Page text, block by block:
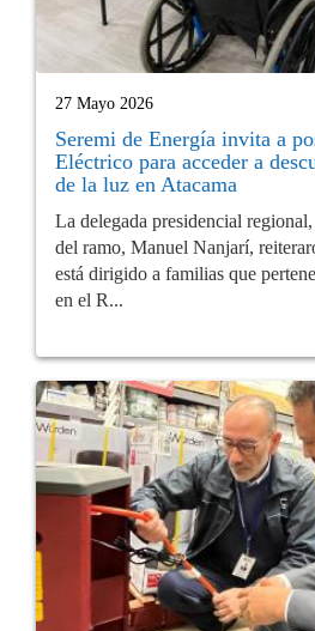
27 Mayo 2026
Seremi de Energía invita a
Eléctrico para acceder a
de la luz en Atacama
La delegada presidencial
del ramo, Manuel Nanjarí,
está dirigido a familias que
en el R...